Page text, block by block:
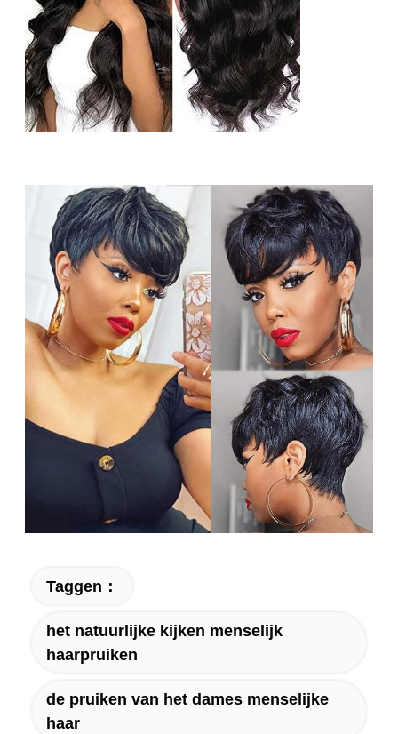
Taggen：
het natuurlijke kijken menselijk
haarpruiken
de pruiken van het dames menselijke
haar